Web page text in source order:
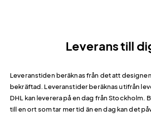
Leverans till
Leveranstiden beräknas från det att
bekräftad. Leveranstider beräknas utifrån
DHL kan leverera på en dag från Stockholm.
till en ort som tar mer tid än en dag kan det